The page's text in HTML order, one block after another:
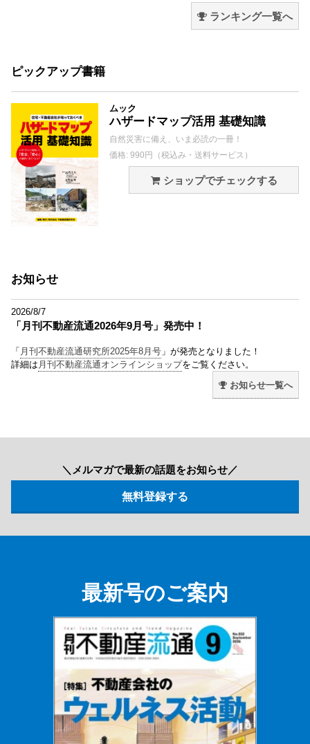
ランキング一覧へ
ピックアップ書籍
ムック
ハザードマップ活用 基礎知識
自然災害に備え、いま必読の一冊！
価格: 990円（税込み・送料サービス）
ショップでチェックする
お知らせ
2026/8/7
「月刊不動産流通2026年9月号」発売中！
「 月刊不動産流通研究所2025年8月号 」が発売となりました！
詳細は 月刊不動産流通オンラインショップをご覧ください。
お知らせ一覧へ
＼メルマガで最新の話題をお知らせ／
最新号のご案内